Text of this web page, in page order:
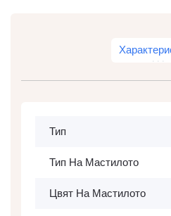
Тип
Тип На Мастилото
Цвят На Мастилото